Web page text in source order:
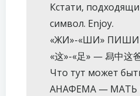
Кстати,
символ. Enjoy.
«ЖИ»-«ШИ»
«这»-«足» — 舄中这
Что тут может
АНАФЕМА — МАТЬ